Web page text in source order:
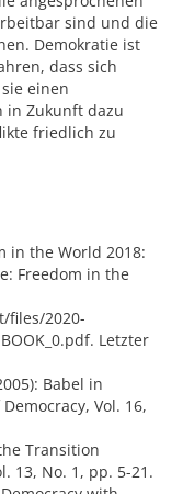
sind und die
Demokratie ist
dass sich
einen
in Zukunft dazu
friedlich zu
in the World 2018:
Freedom in the
files/2020-
Letzter
Babel in
Vol. 16,
Transition
13, No. 1, pp. 5-21.